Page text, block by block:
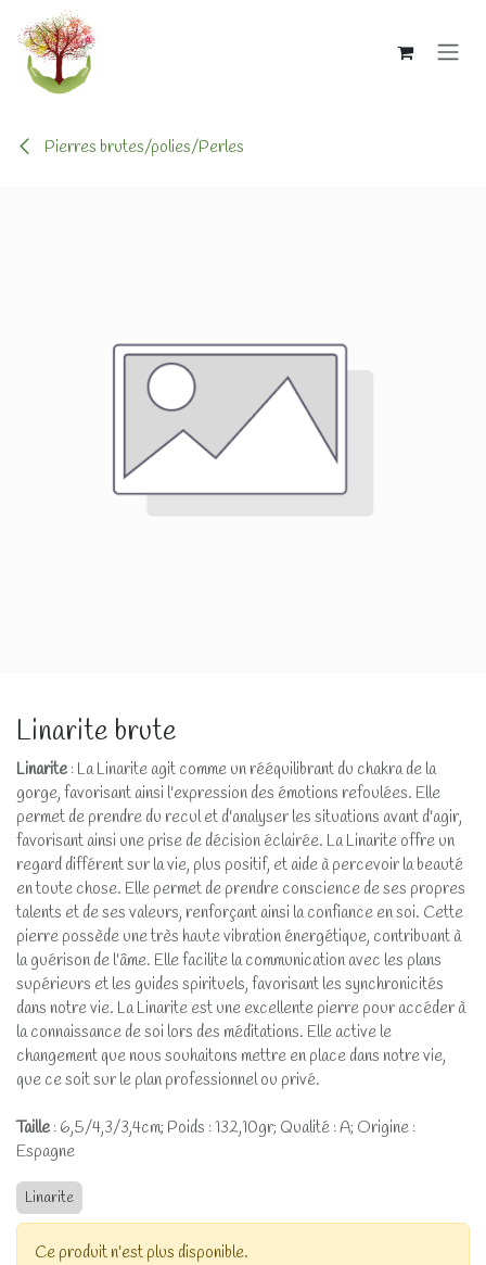
Se rendre au contenu
Pierres brutes/polies/Perles
Linarite brute
Linarite : La Linarite agit comme un rééquilibrant du chakra de la
gorge, favorisant ainsi l'expression des émotions refoulées. Elle
permet de prendre du recul et d'analyser les situations avant d'agir,
favorisant ainsi une prise de décision éclairée. La Linarite offre un
regard différent sur la vie, plus positif, et aide à percevoir la beauté
en toute chose. Elle permet de prendre conscience de ses propres
talents et de ses valeurs, renforçant ainsi la confiance en soi. Cette
pierre possède une très haute vibration énergétique, contribuant à
la guérison de l'âme. Elle facilite la communication avec les plans
supérieurs et les guides spirituels, favorisant les synchronicités
dans notre vie. La Linarite est une excellente pierre pour accéder à
la connaissance de soi lors des méditations. Elle active le
changement que nous souhaitons mettre en place dans notre vie,
que ce soit sur le plan professionnel ou privé.
Taille : 6,5/4,3/3,4cm; Poids : 132,10gr; Qualité : A; Origine :
Espagne
Linarite
Ce produit n'est plus disponible.